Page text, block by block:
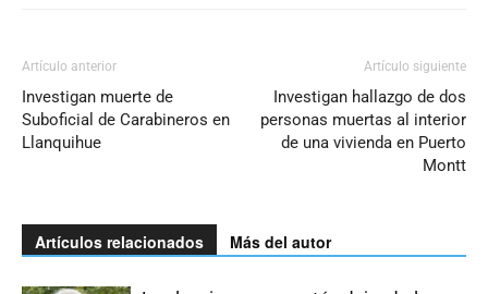
Artículo anterior
Investigan muerte de
Suboficial de Carabineros en
Llanquihue
Artículo siguiente
Investigan hallazgo de dos
personas muertas al interior
de una vivienda en Puerto
Montt
Artículos relacionados Más del autor